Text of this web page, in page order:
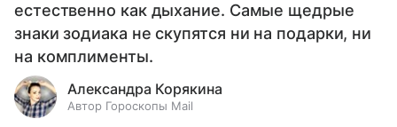
естественно как дыхание. Самые щедрые
знаки зодиака не скупятся ни на подарки, ни
на комплименты.
Александра Корякина
Автор Гороскопы Mail